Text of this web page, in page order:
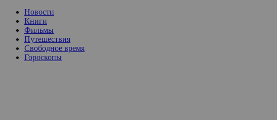
Новости
Книги
Фильмы
Путешествия
Свободное время
Гороскопы